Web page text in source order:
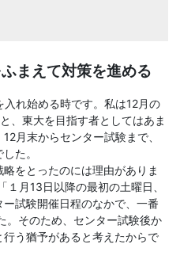
まえて対策を進める
れ始める時です。私は12月の
、東大を目指す者としてはあま
月末からセンター試験まで、
た。
をとったのには理由がありま
月13日以降の最初の土曜日、
試験開催日程のなかで、一番
。そのため、センター試験後か
う猶予があると考えたからで